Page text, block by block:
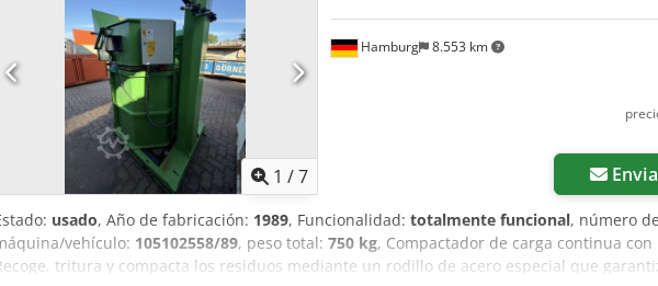
1 /7
Hamburg 8.553 km
usado, Año de fabricación: 1989, Funcionalidad: totalmente funcional, número de
vehículo: 105102558/89, peso total: 750 kg, Compactador de carga continua
tritura y compacta los residuos mediante un rodillo de acero especial que